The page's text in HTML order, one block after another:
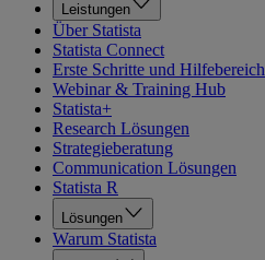
Leistungen
Über Statista
Statista Connect
Erste Schritte und Hilfebereich
Webinar & Training Hub
Statista+
Research Lösungen
Strategieberatung
Communication Lösungen
Statista R
Lösungen
Warum Statista